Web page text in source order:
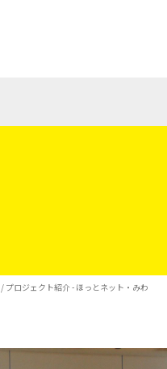
/ プロジェクト紹介 - ほっとネット・みわ